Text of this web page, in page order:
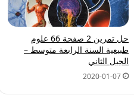
حل تمرين 2 صفحة 66 علوم
طبيعية السنة الرابعة متوسط –
الجيل الثاني
2020-01-07